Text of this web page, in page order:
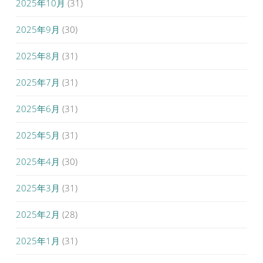
2025年10月 (31)
2025年9月 (30)
2025年8月 (31)
2025年7月 (31)
2025年6月 (31)
2025年5月 (31)
2025年4月 (30)
2025年3月 (31)
2025年2月 (28)
2025年1月 (31)